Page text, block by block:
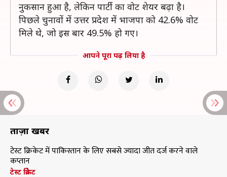
नुकसान हुआ है, लेकिन पार्टी का वोट शेयर बढ़ा है।
पिछले चुनावों में उत्तर प्रदेश में भाजपा को 42.6% वोट
मिले थे, जो इस बार 49.5% हो गए।
आपने पूरा पढ़ लिया है
ताज़ा खबरें
टेस्ट क्रिकेट में पाकिस्तान के लिए सबसे ज्यादा जीत दर्ज करने वाले
कप्तान
टेस्ट क्रिकेट